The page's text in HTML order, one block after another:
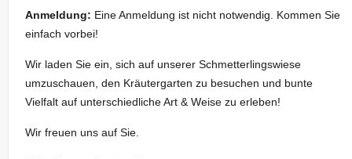
Anmeldung: Eine Anmeldung ist nicht notwendig. Kommen Sie
einfach vorbei!
Wir laden Sie ein, sich auf unserer Schmetterlingswiese
umzuschauen, den Kräutergarten zu besuchen und bunte
Vielfalt auf unterschiedliche Art & Weise zu erleben!
Wir freuen uns auf Sie.